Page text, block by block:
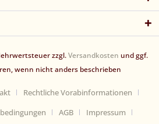
zzgl.Versandkosten und ggf.
wenn nicht anders beschrieben
Rechtliche Vorabinformationen
AGB Impressum